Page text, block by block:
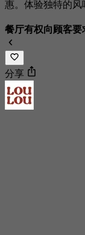
惠。体验独特的风
餐厅有权向顾客要
分享